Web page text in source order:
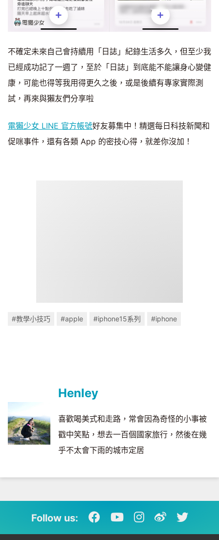
不確定未來自己會持續用「日誌」紀錄生活多久，但至少我
已經成功記了一週了，至於「日誌」到底能不能讓身心變健
康，可能也得等我用得更久之後，或是後續有專家實際測
試，再來與獺友們分享啦
電獺少女 LINE 官方帳號好友募集中！精選每日科技新聞和
促咪事件，還有各類 App 的密技心得，就差你沒加！
#教學小技巧 #apple #iphone15系列 #iphone
Henley
喜歡喝美式和走路，常會因為奇怪的小事被
戳中笑點，想去一百個國家旅行，然後在幾
乎不太會下雨的城市定居
Follow us: